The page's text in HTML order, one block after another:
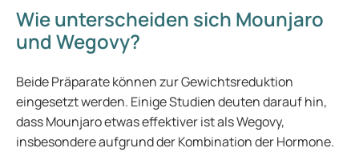
Wie unterscheiden sich Mounjaro
und Wegovy?
Beide Präparate können zur Gewichtsreduktion
eingesetzt werden. Einige Studien deuten darauf hin,
dass Mounjaro etwas effektiver ist als Wegovy,
insbesondere aufgrund der Kombination der Hormone.